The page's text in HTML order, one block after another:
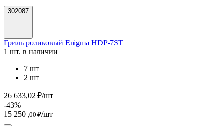
302087
Гриль роликовый Enigma HDP-7ST
1 шт. в наличии
7 шт
2 шт
26 633,02 ₽/шт
-43%
15 250 ,00 ₽/шт